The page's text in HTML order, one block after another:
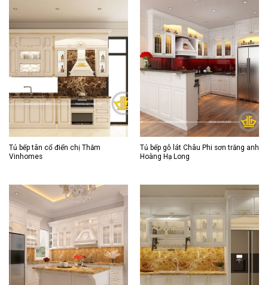
Tủ bếp tân cổ điển chị Thắm
Vinhomes
Tủ bếp gỗ lát Châu Phi sơn trắng anh
Hoàng Hạ Long